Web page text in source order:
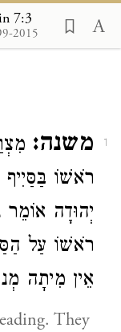
7:3
2015
1 משנה:
רֹאשׁוֹ
יְהוּדָה אוֹמֵר
רֹאשׁוֹ עַל
אֵין מִיתָה
They